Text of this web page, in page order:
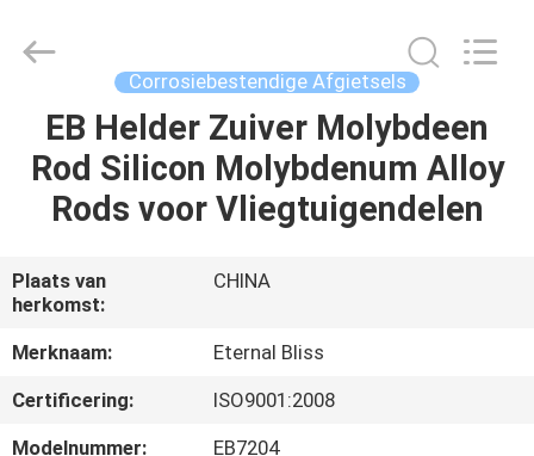
HUIS
PRODUCTEN
VIDEOS
ONGEVEER
ONS
Casting
Reserved.
Corrosiebestendige Afgietsels
EB Helder Zuiver Molybdeen
Rod Silicon Molybdenum Alloy
Rods voor Vliegtuigendelen
Plaats van
herkomst:
CHINA
Merknaam:
Eternal Bliss
Certificering:
ISO9001:2008
Modelnummer:
EB7204